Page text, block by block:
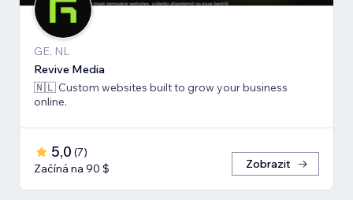
GE, NL
Revive Media
🇳🇱 Custom websites built to grow your business
online.
5,0 (7)
Začíná na 90 $
Zobrazit